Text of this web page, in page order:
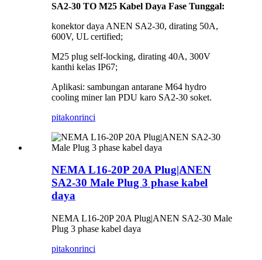
SA2-30 TO M25 Kabel Daya Fase Tunggal:
konektor daya ANEN SA2-30, dirating 50A,
600V, UL certified;
M25 plug self-locking, dirating 40A, 300V
kanthi kelas IP67;
Aplikasi: sambungan antarane M64 hydro
cooling miner lan PDU karo SA2-30 soket.
pitakonrinci
NEMA L16-20P 20A Plug|ANEN
SA2-30 Male Plug 3 phase kabel
daya
NEMA L16-20P 20A Plug|ANEN SA2-30 Male
Plug 3 phase kabel daya
pitakonrinci